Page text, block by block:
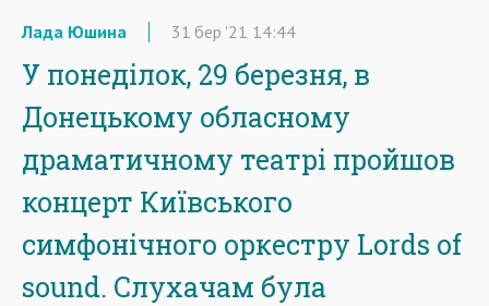
Лада Юшина 31 бер '21 14:44
У понеділок, 29 березня, в
Донецькому обласному
драматичному театрі пройшов
концерт Київського
симфонічного оркестру Lords of
sound. Слухачам була